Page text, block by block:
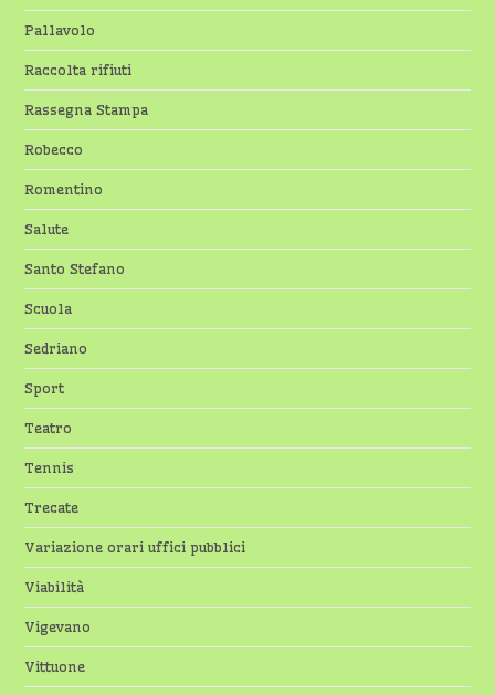
Pallavolo
Raccolta rifiuti
Rassegna Stampa
Robecco
Romentino
Salute
Santo Stefano
Scuola
Sedriano
Sport
Teatro
Tennis
Trecate
Variazione orari uffici pubblici
Viabilità
Vigevano
Vittuone